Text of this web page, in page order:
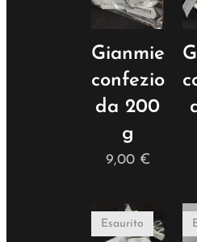
confezione
da 200
g
9,00€
Esaurito